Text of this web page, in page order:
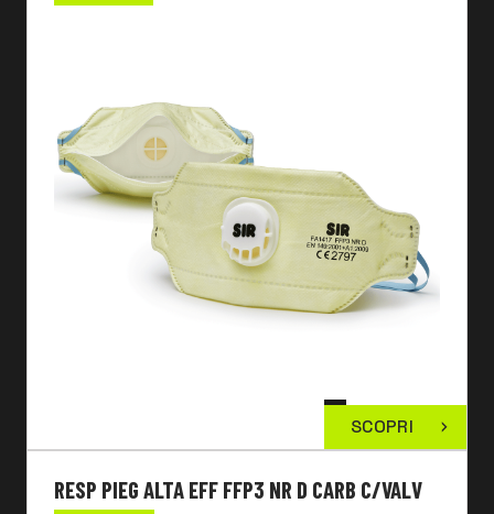
SCOPRI
RESP PIEG ALTA EFF FFP3 NR D CARB C/VALV